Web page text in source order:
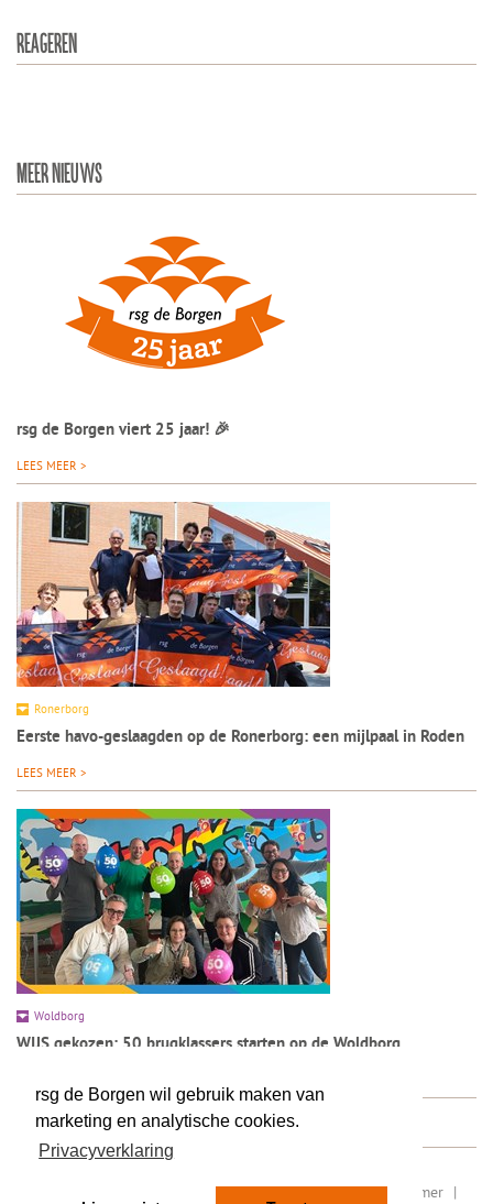
rsg de Borgen wil gebruik maken van
marketing en analytische cookies.
Privacyverklaring
REAGEREN
MEER NIEUWS
rsg de Borgen viert 25 jaar! 🎉
LEES MEER >
Ronerborg
Eerste havo-geslaagden op de Ronerborg: een mijlpaal in Roden
LEES MEER >
Woldborg
WIJS gekozen: 50 brugklassers starten op de Woldborg
RSIN/ fiscaal nummer: 8077.87.000 | Sitemap | Disclaimer |